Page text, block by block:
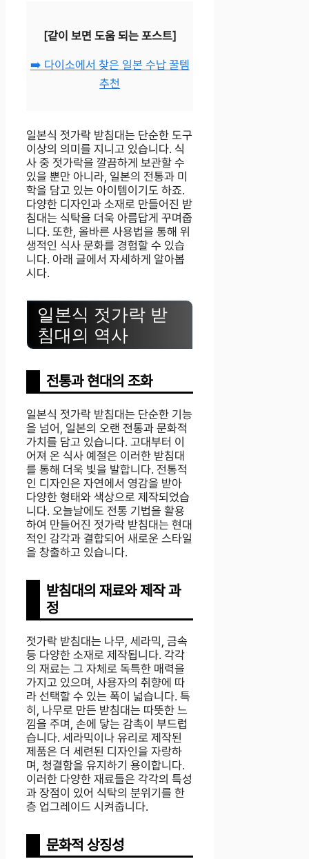
[같이 보면 도움 되는 포스트]
➡️ 다이소에서 찾은 일본 수납 꿀템
추천
일본식 젓가락 받침대는 단순한 도구
이상의 의미를 지니고 있습니다. 식
사 중 젓가락을 깔끔하게 보관할 수
있을 뿐만 아니라, 일본의 전통과 미
학을 담고 있는 아이템이기도 하죠.
다양한 디자인과 소재로 만들어진 받
침대는 식탁을 더욱 아름답게 꾸며줍
니다. 또한, 올바른 사용법을 통해 위
생적인 식사 문화를 경험할 수 있습
니다. 아래 글에서 자세하게 알아봅
시다.
일본식 젓가락 받
침대의 역사
전통과 현대의 조화
일본식 젓가락 받침대는 단순한 기능
을 넘어, 일본의 오랜 전통과 문화적
가치를 담고 있습니다. 고대부터 이
어져 온 식사 예절은 이러한 받침대
를 통해 더욱 빛을 발합니다. 전통적
인 디자인은 자연에서 영감을 받아
다양한 형태와 색상으로 제작되었습
니다. 오늘날에도 전통 기법을 활용
하여 만들어진 젓가락 받침대는 현대
적인 감각과 결합되어 새로운 스타일
을 창출하고 있습니다.
받침대의 재료와 제작 과
정
젓가락 받침대는 나무, 세라믹, 금속
등 다양한 소재로 제작됩니다. 각각
의 재료는 그 자체로 독특한 매력을
가지고 있으며, 사용자의 취향에 따
라 선택할 수 있는 폭이 넓습니다. 특
히, 나무로 만든 받침대는 따뜻한 느
낌을 주며, 손에 닿는 감촉이 부드럽
습니다. 세라믹이나 유리로 제작된
제품은 더 세련된 디자인을 자랑하
며, 청결함을 유지하기 용이합니다.
이러한 다양한 재료들은 각각의 특성
과 장점이 있어 식탁의 분위기를 한
층 업그레이드 시켜줍니다.
문화적 상징성